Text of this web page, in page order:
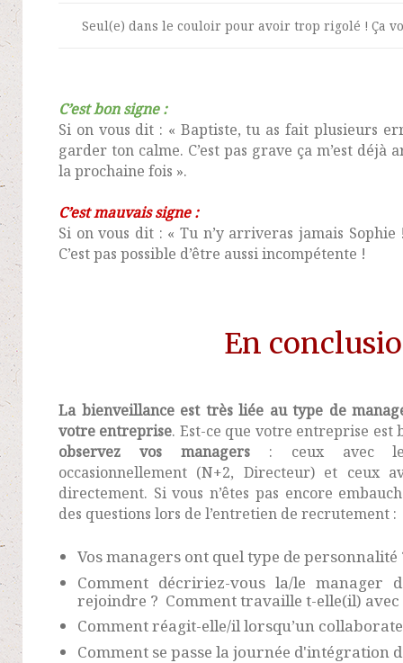
Seul(e) dans le couloir pour avoir trop rigolé ! Ça
C’est bon signe :
Si on vous dit : « Baptiste, tu as fait plusieurs
garder ton calme. C’est pas grave ça m’est
la prochaine fois ».
C’est mauvais signe :
Si on vous dit : « Tu n’y arriveras jamais
C’est pas possible d’être aussi incompétente !
En
La bienveillance est très liée au type de
votre entreprise. Est-ce que votre entreprise est
observez vos managers : ceux avec
occasionnellement (N+2, Directeur) et ceux
directement. Si vous n’êtes pas encore
des questions lors de l’entretien de recrutement :
Vos managers ont quel type de personnalité
Comment décririez-vous la/le manager
rejoindre ? Comment travaille t-elle(il) avec
Comment réagit-elle/il lorsqu’un
Comment se passe la journée d'intégration